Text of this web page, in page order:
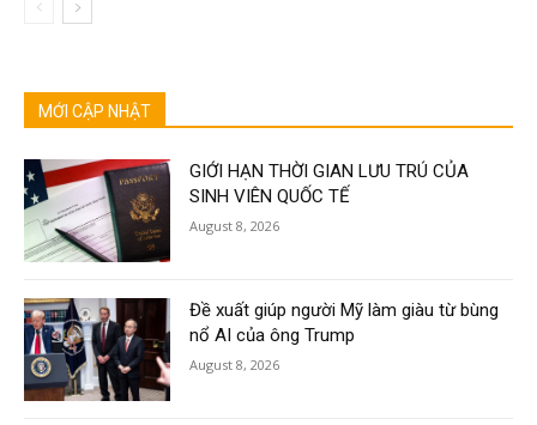
MỚI CẬP NHẬT
GIỚI HẠN THỜI GIAN LƯU TRÚ CỦA
SINH VIÊN QUỐC TẾ
August 8, 2026
Đề xuất giúp người Mỹ làm giàu từ bùng
nổ AI của ông Trump
August 8, 2026